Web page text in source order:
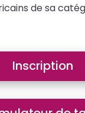
de sa
Inscription